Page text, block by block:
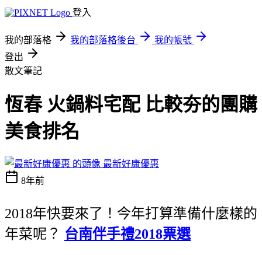
登入
我的部落格 我的部落格後台
我的帳號
登出
散文筆記
恆春 火鍋料宅配 比較夯的團購
美食排名
最新好康優惠
8年前
2018年快要來了！今年打算準備什麼樣的
年菜呢？ 台南伴手禮2018票選